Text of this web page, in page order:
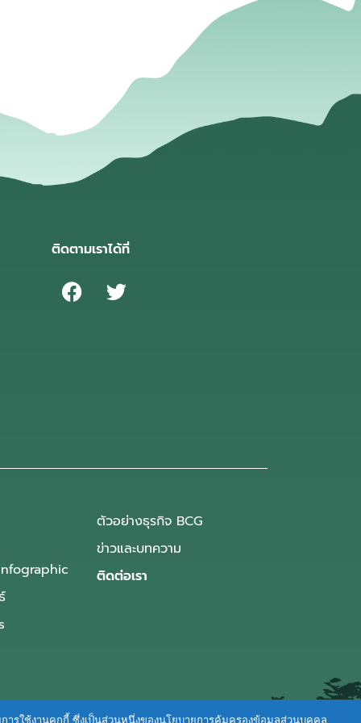
ติดตามเราได้ที่
ตัวอย่างธุรกิจ BCG
ข่าวและบทความ
ติดต่อเรา
ารใช้งานคุกกี้ ซึ่งเป็นส่วนหนึ่งของนโยบายการคุ้มครองข้อมูลส่วนบุคคล